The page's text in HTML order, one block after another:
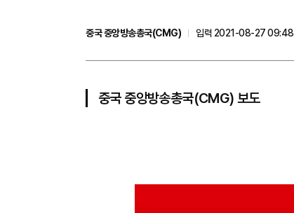
중국 중앙방송총국(CMG)
입력 2021-08-27 09:48
중국 중앙방송총국(CMG) 보도